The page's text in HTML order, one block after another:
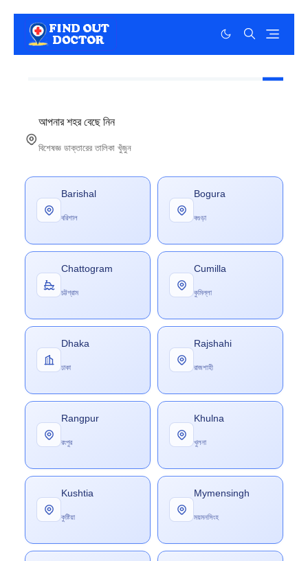
আপনার শহর বেছে নিন
বিশেষজ্ঞ ডাক্তারের তালিকা খুঁজুন
Barishal
বরিশাল
Bogura
বগুড়া
Chattogram
চট্টগ্রাম
Cumilla
কুমিল্লা
Dhaka
ঢাকা
Rajshahi
রাজশাহী
Rangpur
রংপুর
Khulna
খুলনা
Kushtia
কুষ্টিয়া
Mymensingh
ময়মনসিংহ